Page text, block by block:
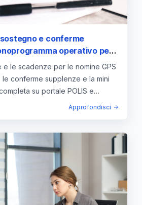
sostegno e conferme
operativo per il
e le scadenze per le nomine GPS
conferme supplenze e la mini
su portale POLIS e
Approfondisci